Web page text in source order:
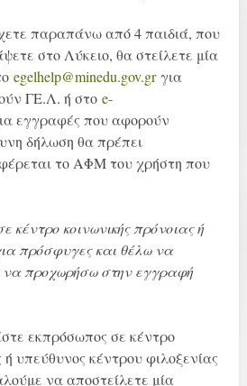
παραπάνω από 4 παιδιά, που
στο Λύκειο, θα στείλετε μία
egelhelp@minedu.gov.grγια
ΓΕ.Λ. ή στο e-
εγγραφές που αφορούν
δήλωση θα πρέπει
το ΑΦΜ του χρήστη που
κέντρο κοινωνικής πρόνοιας ή
πρόσφυγες και θέλω να
να προχωρήσω στην εγγραφή
εκπρόσωπος σε κέντρο
ή υπεύθυνος κέντρου φιλοξενίας
να αποστείλετε μία